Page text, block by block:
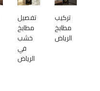
تركيب
مطابخ
الرياض
تفصيل
مطابخ
خشب
في
الرياض